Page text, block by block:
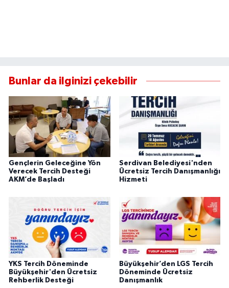
Bunlar da ilginizi çekebilir
Gençlerin Geleceğine Yön
Verecek Tercih Desteği
AKM’de Başladı
Serdivan Belediyesi'nden
Ücretsiz Tercih Danışmanlığı
Hizmeti
YKS Tercih Döneminde
Büyükşehir'den Ücretsiz
Rehberlik Desteği
Büyükşehir’den LGS Tercih
Döneminde Ücretsiz
Danışmanlık